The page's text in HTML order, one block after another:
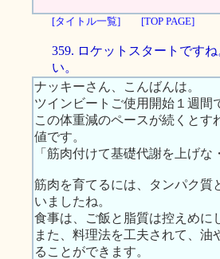
[タイトル一覧] [TOP PAGE]
359. ロケットスタートです
い。
ナッキーさん、こんばんは。
ツインビートご使用開始１週間
この体重減のペースが続くと
値です。
「筋肉付けて基礎代謝を上げ
筋肉を育てるには、タンパク質
いましたね。
食事は、ご飯と脂質は控えめに
また、料理法を工夫されて、
ることができます。